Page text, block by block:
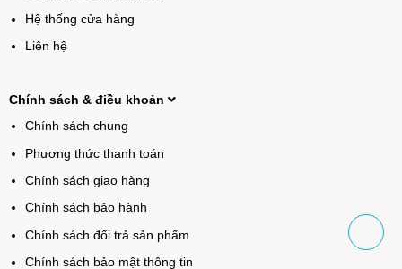
Hệ thống cửa hàng
Liên hệ
Chính sách & điều khoản
Chính sách chung
Phương thức thanh toán
Chính sách giao hàng
Chính sách bảo hành
Chính sách đổi trả sản phẩm
Chính sách bảo mật thông tin